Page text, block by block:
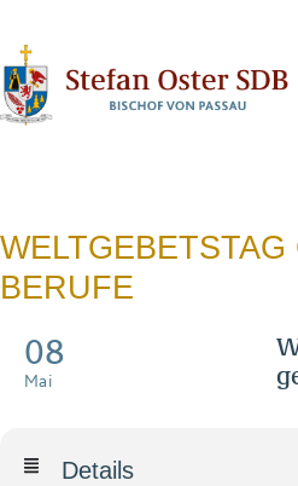
BERUFE
08
Mai
Details